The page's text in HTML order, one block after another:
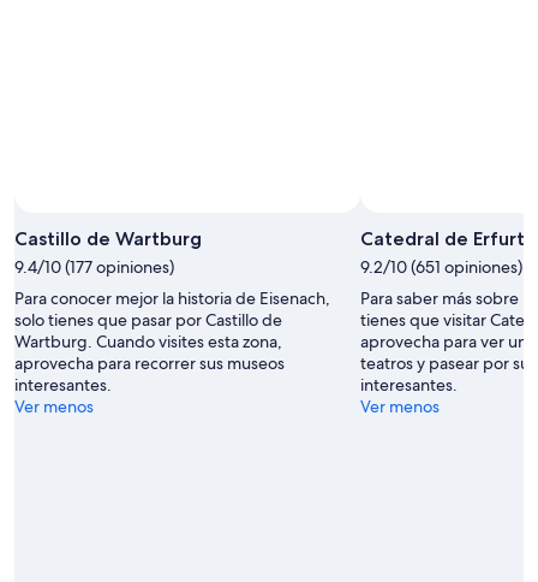
Castillo de Wartburg
9.4/10 (177 opiniones)
Para conocer mejor la historia de Eisenach,
solo tienes que pasar por Castillo de
Wartburg. Cuando visites esta zona,
aprovecha para recorrer sus museos
interesantes.
Ver menos
Catedral de Erfurt
9.2/10 (651 opiniones)
Para saber más sobre
tienes que visitar
aprovecha para ver un
teatros y pasear por
interesantes.
Ver menos